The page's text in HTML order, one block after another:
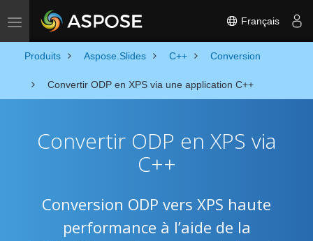
Toggle navigation Français
Produits Aspose.Slides C++ Conversion
Convertir ODP en XPS via une application C++
Convertir ODP en XPS via
C++
Conversion ODP vers XPS haute
performance à l’aide de la